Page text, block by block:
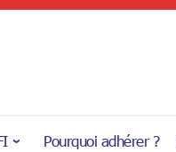
Pourquoi adhérer ?